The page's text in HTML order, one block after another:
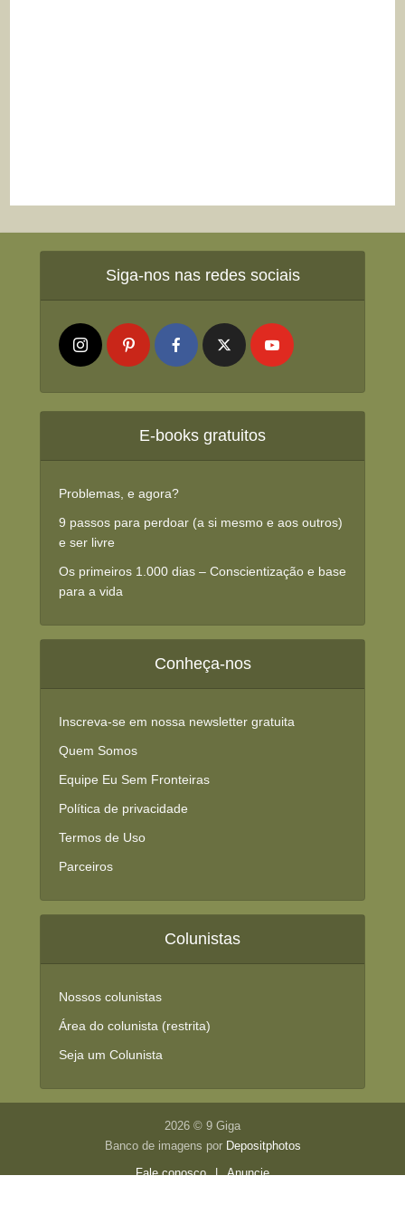
Siga-nos nas redes sociais
E-books gratuitos
Problemas, e agora?
9 passos para perdoar (a si mesmo e aos outros)
e ser livre
Os primeiros 1.000 dias – Conscientização e base
para a vida
Conheça-nos
Inscreva-se em nossa newsletter gratuita
Quem Somos
Equipe Eu Sem Fronteiras
Política de privacidade
Termos de Uso
Parceiros
Colunistas
Nossos colunistas
Área do colunista (restrita)
Seja um Colunista
2026 © 9 Giga
Banco de imagens por Depositphotos
Fale conosco
| Anuncie